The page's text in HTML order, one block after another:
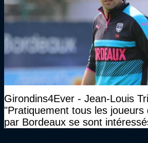
Girondins4Ever - Jean-Louis
"Pratiquement tous les joueurs
par Bordeaux se sont